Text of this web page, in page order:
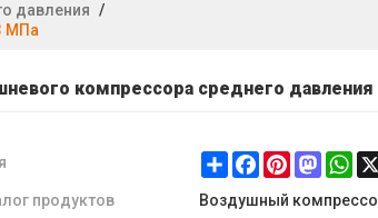
давления /
МПа
компрессора среднего
ShareFacebook
Pinterest
продуктов
Воздушный